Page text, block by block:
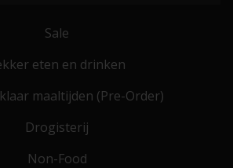
Sale
eten en drinken
maaltijden (Pre-Order)
Drogisterij
Non-Food